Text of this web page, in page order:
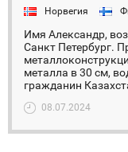
Норвегия
Имя Александр,
Санкт Петербург.
металла в 30 см,
гражданин
08.07.2024